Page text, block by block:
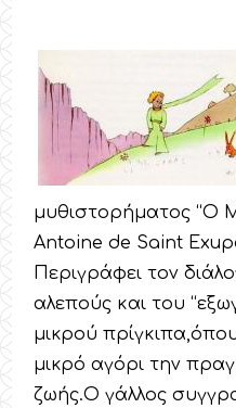
μυθιστορήματος “Ο
Antoine de Saint
Περιγράφει τον
αλεπούς και του
μικρού
μικρό αγόρι την
ζωής.Ο γάλλος